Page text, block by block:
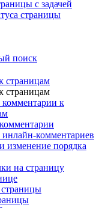
с задачей
страницы
поиск
страницам
страницам
к
комментариев
изменение порядка
на страницу